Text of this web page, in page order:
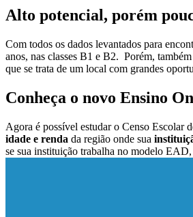
Alto potencial, porém
Com todos os dados levantados para
anos, nas classes B1 e B2. Porém,
que se trata de um local com grandes
Conheça o novo Ensino
Agora é possível estudar o Censo Escolar
idade e renda da região onde sua
se sua instituição trabalha no modelo